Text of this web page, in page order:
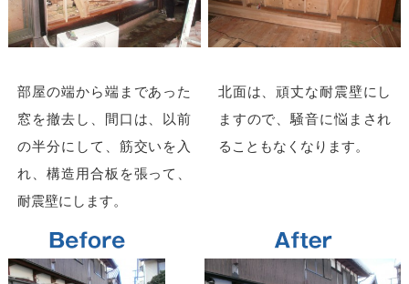
部屋の端から端まであった
窓を撤去し、間口は、以前
の半分にして、筋交いを入
れ、構造用合板を張って、
耐震壁にします。
北面は、頑丈な耐震壁にし
ますので、騒音に悩まされ
ることもなくなります。